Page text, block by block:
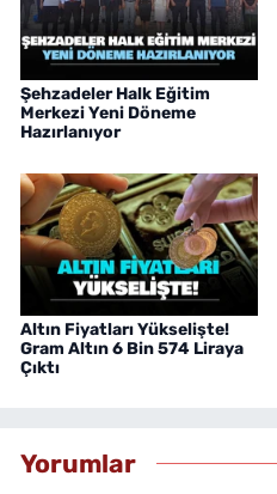
Şehzadeler Halk Eğitim
Merkezi Yeni Döneme
Hazırlanıyor
Altın Fiyatları Yükselişte!
Gram Altın 6 Bin 574 Liraya
Çıktı
Yorumlar